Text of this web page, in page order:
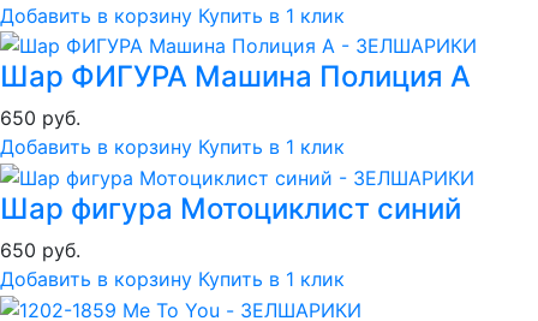
Добавить в корзину Купить в 1 клик
Шар ФИГУРА Машина Полиция А
650 руб.
Добавить в корзину Купить в 1 клик
Шар фигура Мотоциклист синий
650 руб.
Добавить в корзину Купить в 1 клик